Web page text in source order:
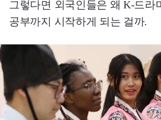
그렇다면 외국인들은 왜 K-드라
공부까지 시작하게 되는 걸까.